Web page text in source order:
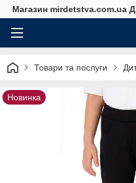
Магазин mirdetstva.com.ua
Товари та послуги
Новинка